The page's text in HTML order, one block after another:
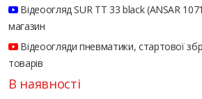
Відеоогляд SUR ТТ 33 black (ANSAR
магазин
Відеоогляди пневматики, стартової
товарів
В наявності